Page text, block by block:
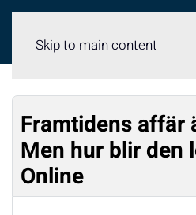
Skip to main content
Framtidens affär
Men hur blir den
Online